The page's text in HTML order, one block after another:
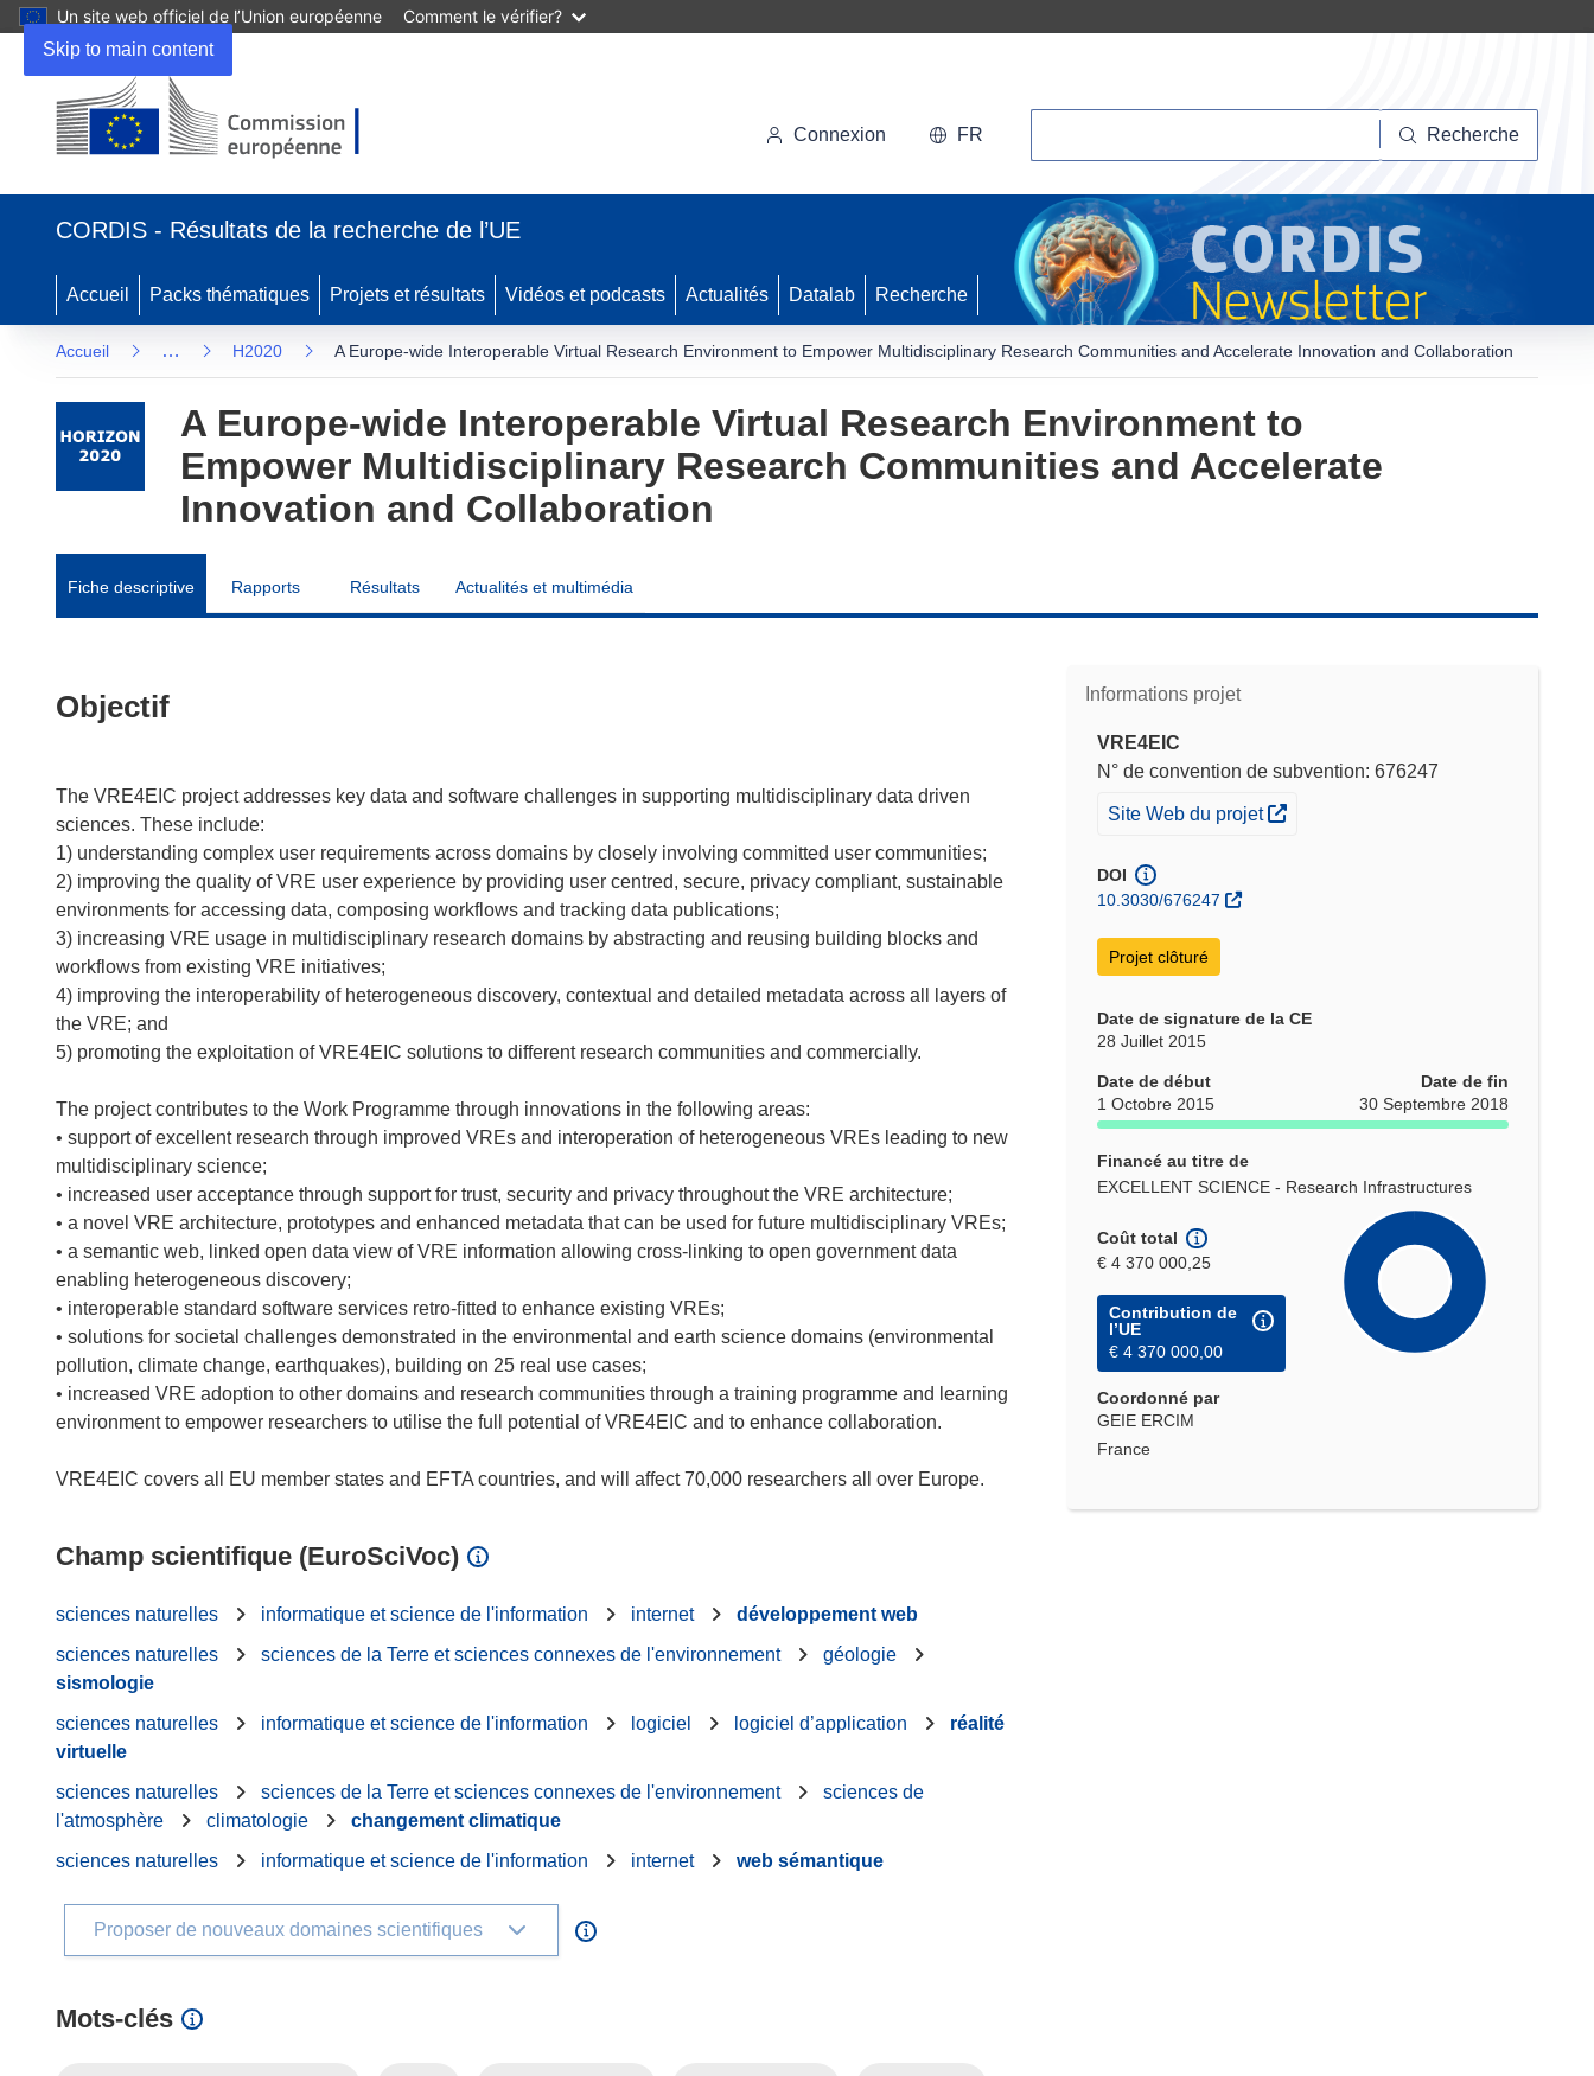
Skip to main content
Un site web officiel de l’Union européenne Comment le vérifier?
Connexion FR Recherche
CORDIS - Résultats de la recherche de l’UE
Accueil Packs thématiques Projets et résultats Vidéos et podcasts Actualités Datalab Recherche
Accueil … H2020 A Europe-wide Interoperable Virtual Research Environment to Empower Multidisciplinary Research Communities and Accelerate Innovation and Collaboration
A Europe-wide Interoperable Virtual Research Environment to
Empower Multidisciplinary Research Communities and Accelerate
Innovation and Collaboration
Fiche descriptive Rapports Résultats Actualités et multimédia
Informations projet
VRE4EIC
N° de convention de subvention: 676247
(s’ouvre dans une nouvelle fenêtre)
Site Web du projet
DOI
10.3030/676247
Projet clôturé
Date de signature de la CE
28 Juillet 2015
Date de début
1 Octobre 2015
Date de fin
30 Septembre 2018
Financé au titre de
EXCELLENT SCIENCE - Research Infrastructures
Coût total
€ 4 370 000,25
Contribution de
l’UE
€ 4 370 000,00
Coordonné par
GEIE ERCIM
France
Objectif
The VRE4EIC project addresses key data and software challenges in supporting multidisciplinary data driven
sciences. These include:
1) understanding complex user requirements across domains by closely involving committed user communities;
2) improving the quality of VRE user experience by providing user centred, secure, privacy compliant, sustainable
environments for accessing data, composing workflows and tracking data publications;
3) increasing VRE usage in multidisciplinary research domains by abstracting and reusing building blocks and
workflows from existing VRE initiatives;
4) improving the interoperability of heterogeneous discovery, contextual and detailed metadata across all layers of
the VRE; and
5) promoting the exploitation of VRE4EIC solutions to different research communities and commercially.
The project contributes to the Work Programme through innovations in the following areas:
• support of excellent research through improved VREs and interoperation of heterogeneous VREs leading to new
multidisciplinary science;
• increased user acceptance through support for trust, security and privacy throughout the VRE architecture;
• a novel VRE architecture, prototypes and enhanced metadata that can be used for future multidisciplinary VREs;
• a semantic web, linked open data view of VRE information allowing cross-linking to open government data
enabling heterogeneous discovery;
• interoperable standard software services retro-fitted to enhance existing VREs;
• solutions for societal challenges demonstrated in the environmental and earth science domains (environmental
pollution, climate change, earthquakes), building on 25 real use cases;
• increased VRE adoption to other domains and research communities through a training programme and learning
environment to empower researchers to utilise the full potential of VRE4EIC and to enhance collaboration.
Champ scientifique (EuroSciVoc)
sciences naturelles informatique et science de l'information internet
développement web
sciences naturelles
sciences de la Terre et sciences connexes de l'environnement
géologie
sismologie
sciences naturelles
informatique et science de l'information logiciel logiciel d’application
réalité
virtuelle
sciences naturelles
sciences de la Terre et sciences connexes de l'environnement
sciences de
l'atmosphère
climatologie
changement climatique
sciences naturelles
informatique et science de l'information internet web sémantique
Proposer de nouveaux domaines scientifiques
Mots‑clés